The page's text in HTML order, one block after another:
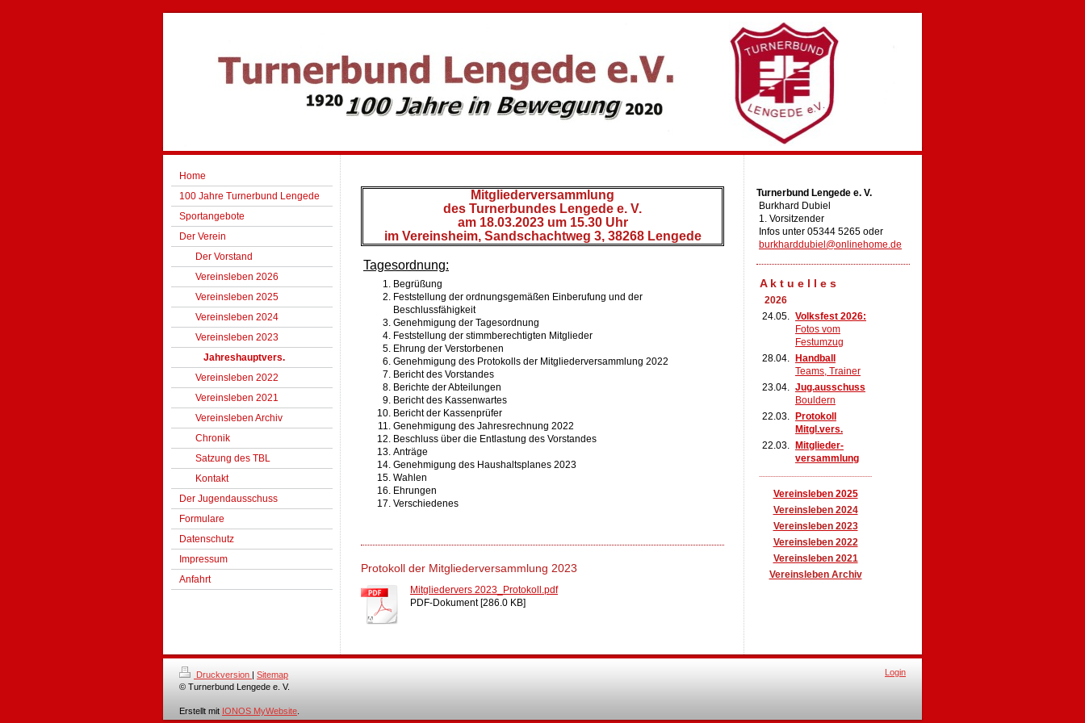
Home
100 Jahre Turnerbund Lengede
Sportangebote
Der Verein
Der Vorstand
Vereinsleben 2026
Vereinsleben 2025
Vereinsleben 2024
Vereinsleben 2023
Jahreshauptvers.
Vereinsleben 2022
Vereinsleben 2021
Vereinsleben Archiv
Chronik
Satzung des TBL
Kontakt
Der Jugendausschuss
Formulare
Datenschutz
Impressum
Anfahrt
Mitgliederversammlung
des Turnerbundes Lengede e. V.
am 18.03.2023 um 15.30 Uhr
im Vereinsheim, Sandschachtweg 3, 38268 Lengede
Tagesordnung:
Begrüßung
Feststellung der ordnungsgemäßen Einberufung und der
Beschlussfähigkeit
Genehmigung der Tagesordnung
Feststellung der stimmberechtigten Mitglieder
Ehrung der Verstorbenen
Genehmigung des Protokolls der Mitgliederversammlung 2022
Bericht des Vorstandes
Berichte der Abteilungen
Bericht des Kassenwartes
Bericht der Kassenprüfer
Genehmigung des Jahresrechnung 2022
Beschluss über die Entlastung des Vorstandes
Anträge
Genehmigung des Haushaltsplanes 2023
Wahlen
Ehrungen
Verschiedenes
Protokoll der Mitgliederversammlung 2023
Mitgliedervers 2023_Protokoll.pdf
PDF-Dokument [286.0 KB]
Turnerbund Lengede e. V.
Burkhard Dubiel
1. Vorsitzender
Infos unter 05344 5265 oder
burkharddubiel@onlinehome.de
A k t u e l l e s
2026
24.05. Volksfest 2026:
Fotos vom
Festumzug
28.04.
Handball
Teams, Trainer
23.04. Jug.ausschuss
Bouldern
22.03.
Protokoll
Mitgl.vers.
22.03.
Mitglieder-
versammlung
......................................................................
Vereinsleben 2025
Vereinsleben 2024
Vereinsleben 2023
Vereinsleben 2022
Vereinsleben 2021
Vereinsleben Archiv
Druckversion | Sitemap
© Turnerbund Lengede e. V.
Erstellt mit IONOS MyWebsite
Login